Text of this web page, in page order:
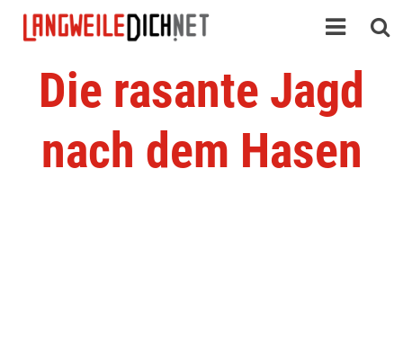
Die rasante Jagd
nach dem Hasen